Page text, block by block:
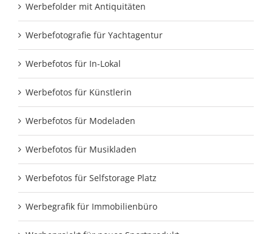
Werbefolder mit Antiquitäten
Werbefotografie für Yachtagentur
Werbefotos für In-Lokal
Werbefotos für Künstlerin
Werbefotos für Modeladen
Werbefotos für Musikladen
Werbefotos für Selfstorage Platz
Werbegrafik für Immobilienbüro